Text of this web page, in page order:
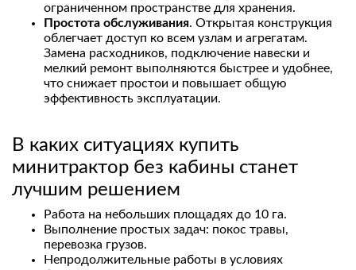
ограниченном пространстве для хранения.
Простота обслуживания. Открытая конструкция
облегчает доступ ко всем узлам и агрегатам.
Замена расходников, подключение навески и
мелкий ремонт выполняются быстрее и удобнее,
что снижает простои и повышает общую
эффективность эксплуатации.
В каких ситуациях купить
минитрактор без кабины станет
лучшим решением
Работа на небольших площадях до 10 га.
Выполнение простых задач: покос травы,
перевозка грузов.
Непродолжительные работы в условиях